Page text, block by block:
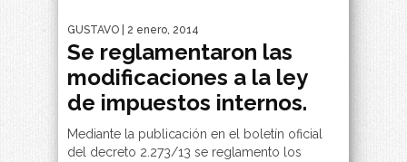
GUSTAVO | 2 enero, 2014
Se reglamentaron las
modificaciones a la ley
de impuestos internos.
Mediante la publicación en el boletín oficial
del decreto 2.273/13 se reglamento los